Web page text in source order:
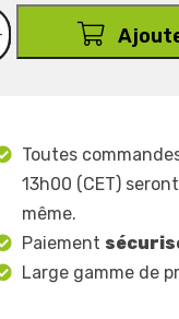
Toutes
13h00 (CET)
même.
Paiement
Large gamme de